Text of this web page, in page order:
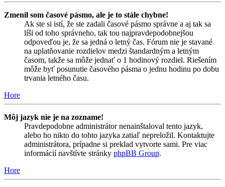
Zmenil som časové pásmo, ale je to stále chybne!
Ak ste si istí, že ste zadali časové pásmo správne a aj tak sa
líši od toho správneho, tak tou najpravdepodobnejšou
odpoveďou je, že sa jedná o letný čas. Fórum nie je stavané
na uplatňovanie rozdielov medzi štandardným a letným
časom, takže sa môže jednať o 1 hodinový rozdiel. Riešením
môže byť posunutie časového pásma o jednu hodinu po dobu
trvania letného času.
Hore
Môj jazyk nie je na zozname!
Pravdepodobne administrátor nenainštaloval tento jazyk,
alebo ho nikto do tohto jazyka zatiaľ nepreložil. Kontaktujte
administrátora, prípadne si preklad vytvorte sami. Pre viac
informácií navštívte stránky phpBB Group.
Hore